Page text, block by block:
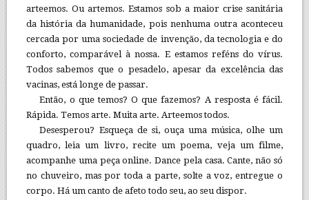
arteemos. Ou artemos. Estamos sob a maior crise sanitária
da história da humanidade, pois nenhuma outra aconteceu
cercada por uma sociedade de invenção, da tecnologia e do
conforto, comparável à nossa. E estamos reféns do vírus.
Todos sabemos que o pesadelo, apesar da excelência das
vacinas, está longe de passar.
Então, o que temos? O que fazemos? A resposta é fácil.
Rápida. Temos arte. Muita arte. Arteemos todos.
Desesperou? Esqueça de si, ouça uma música, olhe um
quadro, leia um livro, recite um poema, veja um filme,
acompanhe uma peça online. Dance pela casa. Cante, não só
no chuveiro, mas por toda a parte, solte a voz, entregue o
corpo. Há um canto de afeto todo seu, ao seu dispor.